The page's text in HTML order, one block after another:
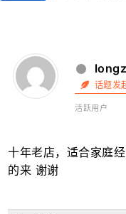
话题发
活跃用户
十年老店，适合家庭
的来 谢谢